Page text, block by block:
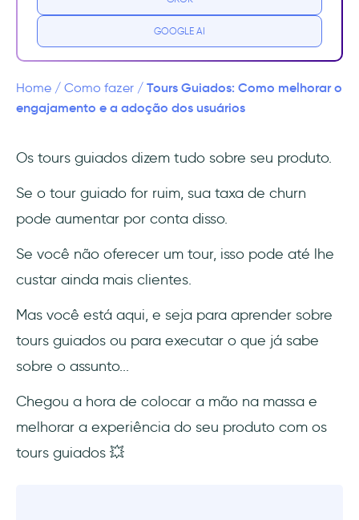
Abordagem personalizada para casos de
Fluxo breve e fácil de seguir
produto?
Você quer que os usuários conheçam seu
valor
Você quer ser uma empresa de
autoatendimento
Você quer aumentar as conversões e evitar o
churn
Você quer conhecer melhor seus usuários
Telas de boas-vindas
GOOGLE AI
Home / Como fazer / Tours Guiados: Como melhorar o
engajamento e a adoção dos usuários
Os tours guiados dizem tudo sobre seu produto.
Se o tour guiado for ruim, sua taxa de churn
pode aumentar por conta disso.
Se você não oferecer um tour, isso pode até lhe
custar ainda mais clientes.
Mas você está aqui, e seja para aprender sobre
tours guiados ou para executar o que já sabe
sobre o assunto...
Chegou a hora de colocar a mão na massa e
melhorar a experiência do seu produto com os
tours guiados 💥